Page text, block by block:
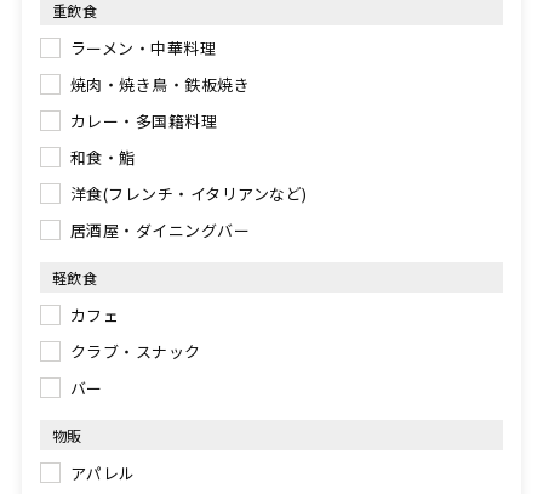
重飲食
ラーメン・中華料理
焼肉・焼き鳥・鉄板焼き
カレー・多国籍料理
和食・鮨
洋食(フレンチ・イタリアンなど)
居酒屋・ダイニングバー
軽飲食
カフェ
クラブ・スナック
バー
物販
アパレル